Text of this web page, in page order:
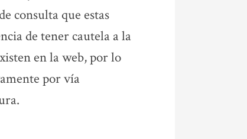
consulta que estas
de tener cautela a la
en la web, por lo
por vía